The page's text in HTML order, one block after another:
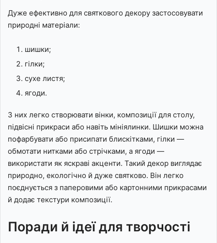
Дуже ефективно для святкового декору застосовувати
природні матеріали:
шишки;
гілки;
сухе листя;
ягоди.
З них легко створювати вінки, композиції для столу,
підвісні прикраси або навіть мініялинки. Шишки можна
пофарбувати або присипати блискітками, гілки —
обмотати нитками або стрічками, а ягоди —
використати як яскраві акценти. Такий декор виглядає
природно, екологічно й дуже святково. Він легко
поєднується з паперовими або картонними прикрасами
й додає текстури композиції.
Поради й ідеї для творчості